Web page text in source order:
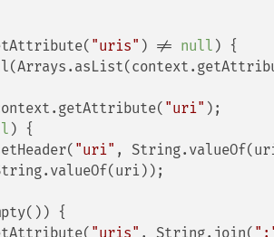
"uris" ) != null ) {
"uri" );
) {
"uri" ,
{
"uris" , String.join( ";"